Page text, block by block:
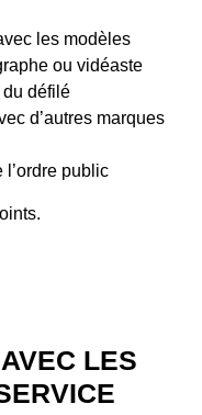
les modèles
ou vidéaste
du défilé
d’autres marques
l’ordre public
LES